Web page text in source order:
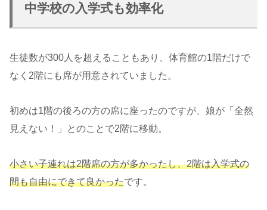
中学校の入学式も効率化
生徒数が300人を超えることもあり、体育館の1階だけで
なく2階にも席が用意されていました。
初めは1階の後ろの方の席に座ったのですが、娘が「全然
見えない！」とのことで2階に移動。
小さい子連れは2階席の方が多かったし、2階は入学式の
間も自由にできて良かったです。